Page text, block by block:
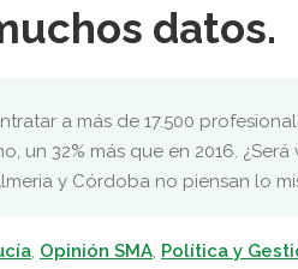
datos.
a más de 17.500
un 32% más que en 2016.
y Córdoba no piensan lo
, Opinión SMA, Política y